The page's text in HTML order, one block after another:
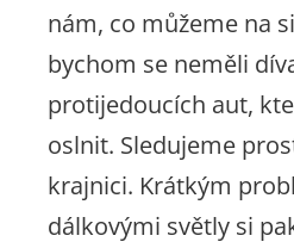
nám, co můžeme na
bychom se neměli
protijedoucích aut,
oslnit. Sledujeme
krajnici. Krátkým
dálkovými světly si